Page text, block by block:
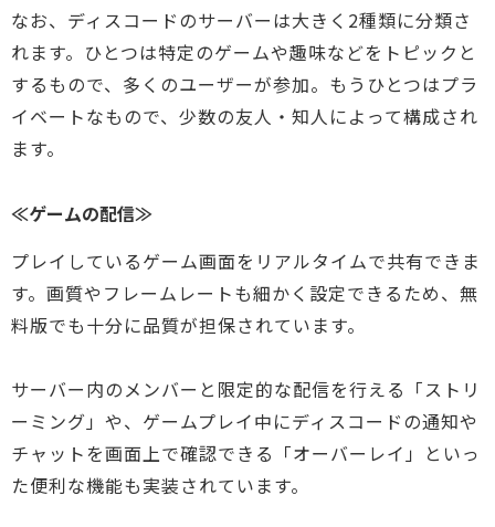
なお、ディスコードのサーバーは大きく2種類に分類さ
れます。ひとつは特定のゲームや趣味などをトピックと
するもので、多くのユーザーが参加。もうひとつはプラ
イベートなもので、少数の友人・知人によって構成され
ます。
≪ゲームの配信≫
プレイしているゲーム画面をリアルタイムで共有できま
す。画質やフレームレートも細かく設定できるため、無
料版でも十分に品質が担保されています。
サーバー内のメンバーと限定的な配信を行える「ストリ
ーミング」や、ゲームプレイ中にディスコードの通知や
チャットを画面上で確認できる「オーバーレイ」といっ
た便利な機能も実装されています。